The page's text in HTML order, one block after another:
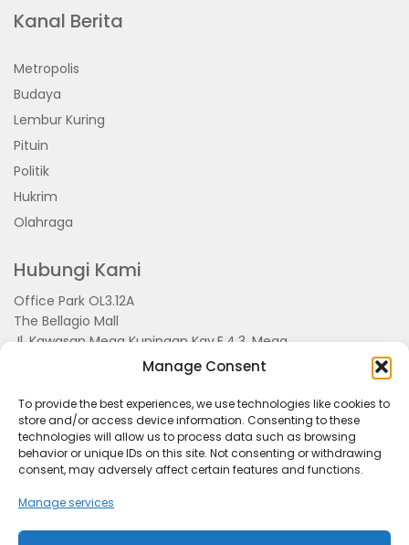
Manage Consent
To provide the best experiences, we use technologies like cookies to
store and/or access device information. Consenting to these
technologies will allow us to process data such as browsing
behavior or unique IDs on this site. Not consenting or withdrawing
consent, may adversely affect certain features and functions.
Manage services
Kanal Berita
Metropolis
Budaya
Lembur Kuring
Pituin
Politik
Hukrim
Olahraga
Hubungi Kami
Office Park OL3.12A
The Bellagio Mall
Jl. Kawasan Mega Kuningan Kav.E.4.3, Mega
Kuningan, Kel. Kuningan Timur,
Kec.Setiabudi, Jakarta Selatan 15810